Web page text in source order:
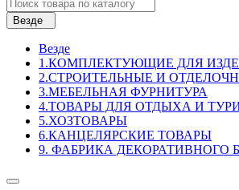
Везде
Везде
1.КОМПЛЕКТУЮЩИЕ ДЛЯ
2.СТРОИТЕЛЬНЫЕ И
3.МЕБЕЛЬНАЯ ФУРНИТУРА
4.ТОВАРЫ ДЛЯ ОТДЫХА И
5.ХОЗТОВАРЫ
6.КАНЦЕЛЯРСКИЕ ТОВАРЫ
9. ФАБРИКА ДЕКОРАТИВНОГО